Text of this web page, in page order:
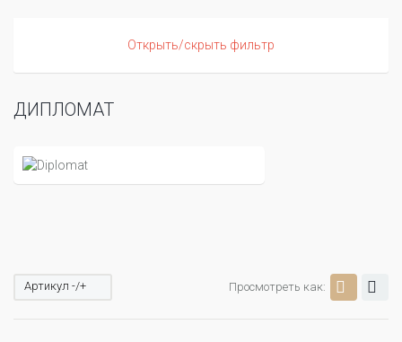
Открыть/скрыть фильтр
ДИПЛОМАТ
Просмотреть как:
Артикул -/+